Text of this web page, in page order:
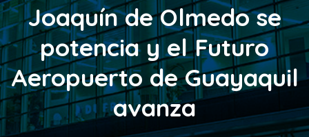
Joaquín de Olmedo se
potencia y el Futuro
Aeropuerto de Guayaquil
avanza